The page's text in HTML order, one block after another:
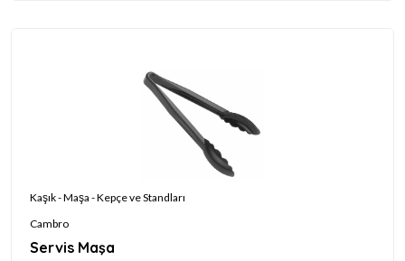
Kaşık - Maşa - Kepçe ve Standları
Cambro
Servis Maşa